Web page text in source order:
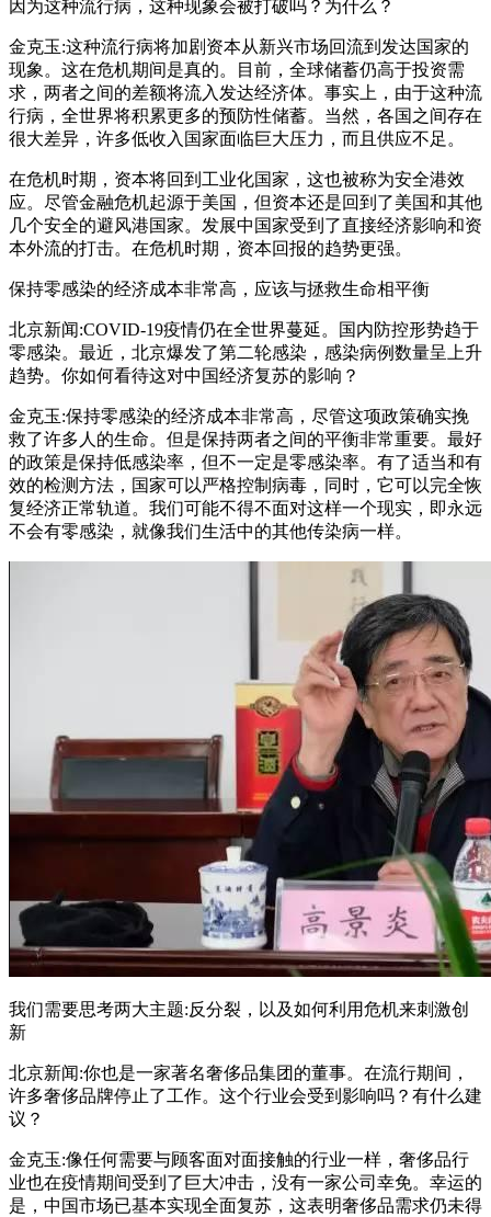
因为这种流行病，这种现象会被打破吗？为什么？
金克玉:这种流行病将加剧资本从新兴市场回流到发达国家的
现象。这在危机期间是真的。目前，全球储蓄仍高于投资需
求，两者之间的差额将流入发达经济体。事实上，由于这种流
行病，全世界将积累更多的预防性储蓄。当然，各国之间存在
很大差异，许多低收入国家面临巨大压力，而且供应不足。
在危机时期，资本将回到工业化国家，这也被称为安全港效
应。尽管金融危机起源于美国，但资本还是回到了美国和其他
几个安全的避风港国家。发展中国家受到了直接经济影响和资
本外流的打击。在危机时期，资本回报的趋势更强。
保持零感染的经济成本非常高，应该与拯救生命相平衡
北京新闻:COVID-19疫情仍在全世界蔓延。国内防控形势趋于
零感染。最近，北京爆发了第二轮感染，感染病例数量呈上升
趋势。你如何看待这对中国经济复苏的影响？
金克玉:保持零感染的经济成本非常高，尽管这项政策确实挽
救了许多人的生命。但是保持两者之间的平衡非常重要。最好
的政策是保持低感染率，但不一定是零感染率。有了适当和有
效的检测方法，国家可以严格控制病毒，同时，它可以完全恢
复经济正常轨道。我们可能不得不面对这样一个现实，即永远
不会有零感染，就像我们生活中的其他传染病一样。
我们需要思考两大主题:反分裂，以及如何利用危机来刺激创
新
北京新闻:你也是一家著名奢侈品集团的董事。在流行期间，
许多奢侈品牌停止了工作。这个行业会受到影响吗？有什么建
议？
金克玉:像任何需要与顾客面对面接触的行业一样，奢侈品行
业也在疫情期间受到了巨大冲击，没有一家公司幸免。幸运的
是，中国市场已基本实现全面复苏，这表明奢侈品需求仍未得